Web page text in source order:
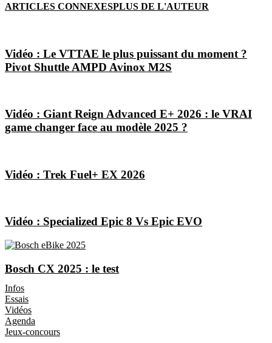
ARTICLES CONNEXESPLUS DE L'AUTEUR
Vidéo : Le VTTAE le plus puissant du moment ?
Pivot Shuttle AMPD Avinox M2S
Vidéo : Giant Reign Advanced E+ 2026 : le VRAI
game changer face au modèle 2025 ?
Vidéo : Trek Fuel+ EX 2026
Vidéo : Specialized Epic 8 Vs Epic EVO
Bosch CX 2025 : le test
Infos
Essais
Vidéos
Agenda
Jeux-concours